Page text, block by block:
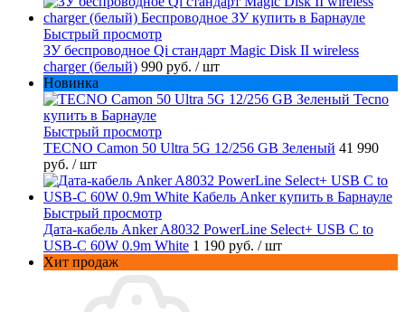
Быстрый просмотр
ЗУ беспроводное Qi стандарт Magic Disk II wireless
charger (белый) 990 руб. / шт
Новинка
Быстрый просмотр
TECNO Camon 50 Ultra 5G 12/256 GB Зеленый 41 990
руб. / шт
Быстрый просмотр
Дата-кабель Anker A8032 PowerLine Select+ USB C to
USB-C 60W 0.9m White 1 190 руб. / шт
Хит продаж